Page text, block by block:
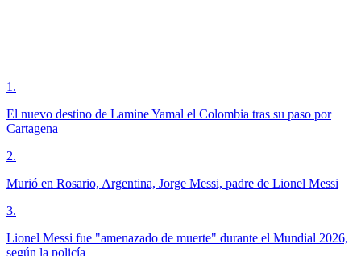
1 .
El nuevo destino de Lamine Yamal el Colombia tras su paso por
Cartagena
2.
Murió en Rosario, Argentina, Jorge Messi, padre de Lionel Messi
3.
Lionel Messi fue "amenazado de muerte" durante el Mundial 2026,
según la policía